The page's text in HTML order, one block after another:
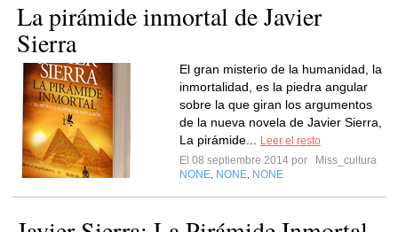
La pirámide inmortal de Javier
Sierra
El gran misterio de la humanidad, la
inmortalidad, es la piedra angular
sobre la que giran los argumentos
de la nueva novela de Javier Sierra,
La pirámide...
Leer el resto
El 08 septiembre 2014 por
Miss_cultura
NONE NONE NONE